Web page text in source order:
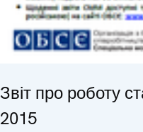
Звіт про роботу
2015